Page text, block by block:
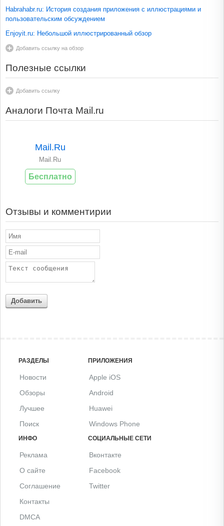
Habrahabr.ru: История создания приложения с иллюстрациями и
пользовательским обсуждением
Enjoyit.ru: Небольшой иллюстрированный обзор
Добавить ссылку на обзор
Полезные ссылки
Добавить ссылку
Аналоги Почта Mail.ru
Mail.Ru
Mail.Ru
Бесплатно
Отзывы и комментирии
Добавить
РАЗДЕЛЫ
Новости
Обзоры
Лучшее
Поиск
ПРИЛОЖЕНИЯ
Apple iOS
Android
Huawei
Windows Phone
ИНФО
Реклама
О сайте
Соглашение
Контакты
DMCA
СОЦИАЛЬНЫЕ СЕТИ
Вконтакте
Facebook
Twitter